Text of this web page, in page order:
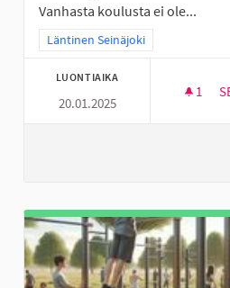
Vanhasta koulusta ei ole...
Rajaa tulokset teeman mukaan:
Läntinen Seinäjoki
LUONTIAIKA
20.01.2025
1 1